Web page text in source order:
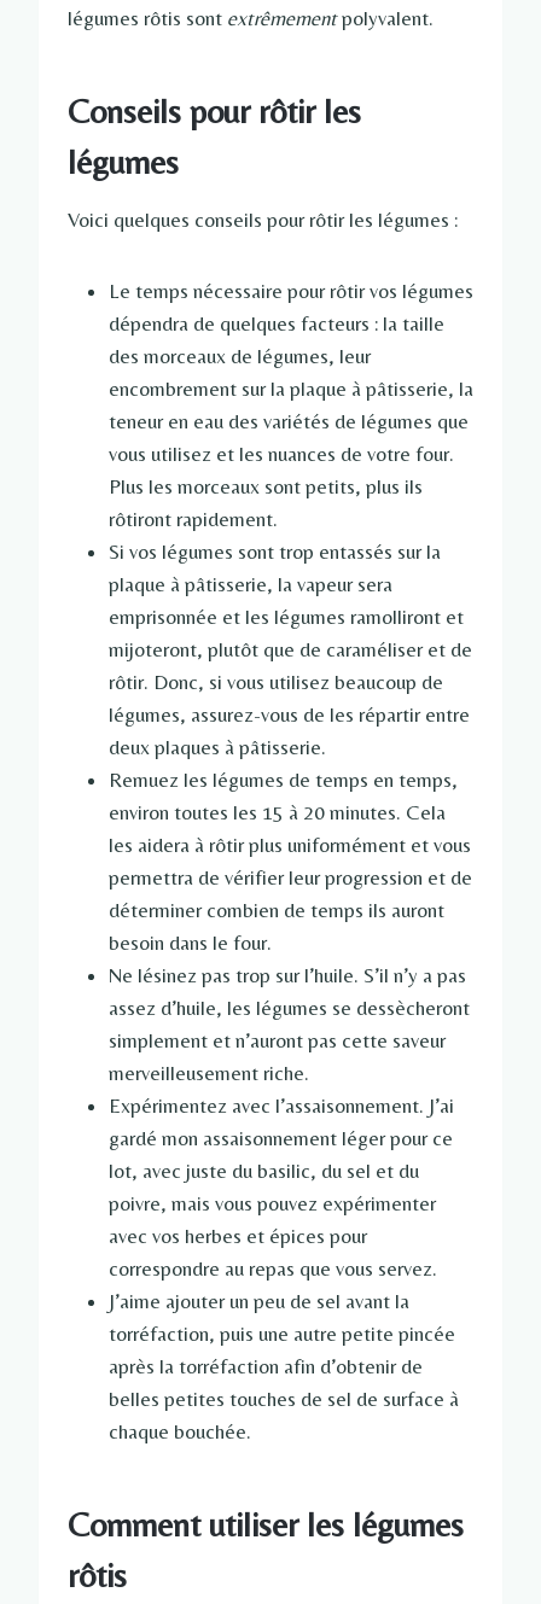
légumes rôtis sont extrêmementpolyvalent.
Conseils pour rôtir les
légumes
Voici quelques conseils pour rôtir les légumes :
Le temps nécessaire pour rôtir vos légumes
dépendra de quelques facteurs : la taille
des morceaux de légumes, leur
encombrement sur la plaque à pâtisserie, la
teneur en eau des variétés de légumes que
vous utilisez et les nuances de votre four.
Plus les morceaux sont petits, plus ils
rôtiront rapidement.
Si vos légumes sont trop entassés sur la
plaque à pâtisserie, la vapeur sera
emprisonnée et les légumes ramolliront et
mijoteront, plutôt que de caraméliser et de
rôtir. Donc, si vous utilisez beaucoup de
légumes, assurez-vous de les répartir entre
deux plaques à pâtisserie.
Remuez les légumes de temps en temps,
environ toutes les 15 à 20 minutes. Cela
les aidera à rôtir plus uniformément et vous
permettra de vérifier leur progression et de
déterminer combien de temps ils auront
besoin dans le four.
Ne lésinez pas trop sur l’huile. S’il n’y a pas
assez d’huile, les légumes se dessècheront
simplement et n’auront pas cette saveur
merveilleusement riche.
Expérimentez avec l’assaisonnement. J’ai
gardé mon assaisonnement léger pour ce
lot, avec juste du basilic, du sel et du
poivre, mais vous pouvez expérimenter
avec vos herbes et épices pour
correspondre au repas que vous servez.
J’aime ajouter un peu de sel avant la
torréfaction, puis une autre petite pincée
après la torréfaction afin d’obtenir de
belles petites touches de sel de surface à
chaque bouchée.
Comment utiliser les légumes
rôtis